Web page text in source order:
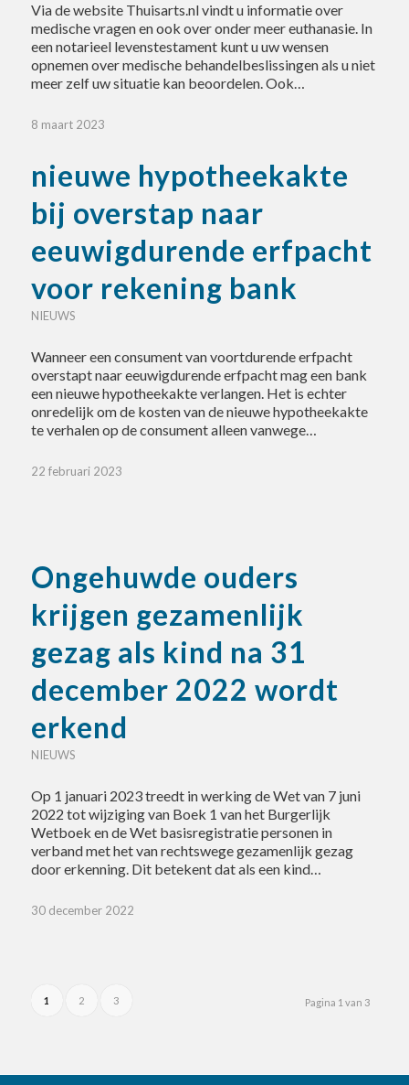
Via de website Thuisarts.nl vindt u informatie over
medische vragen en ook over onder meer euthanasie. In
een notarieel levenstestament kunt u uw wensen
opnemen over medische behandelbeslissingen als u niet
meer zelf uw situatie kan beoordelen. Ook…
8 maart 2023
nieuwe hypotheekakte
bij overstap naar
eeuwigdurende erfpacht
voor rekening bank
NIEUWS
Wanneer een consument van voortdurende erfpacht
overstapt naar eeuwigdurende erfpacht mag een bank
een nieuwe hypotheekakte verlangen. Het is echter
onredelijk om de kosten van de nieuwe hypotheekakte
te verhalen op de consument alleen vanwege…
22 februari 2023
Ongehuwde ouders
krijgen gezamenlijk
gezag als kind na 31
december 2022 wordt
erkend
NIEUWS
Op 1 januari 2023 treedt in werking de Wet van 7 juni
2022 tot wijziging van Boek 1 van het Burgerlijk
Wetboek en de Wet basisregistratie personen in
verband met het van rechtswege gezamenlijk gezag
door erkenning. Dit betekent dat als een kind…
30 december 2022
Pagina 1 van 3
1 2 3